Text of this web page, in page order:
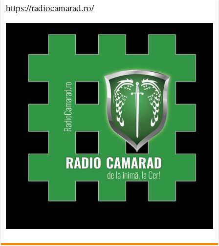
https://radiocamarad.ro/